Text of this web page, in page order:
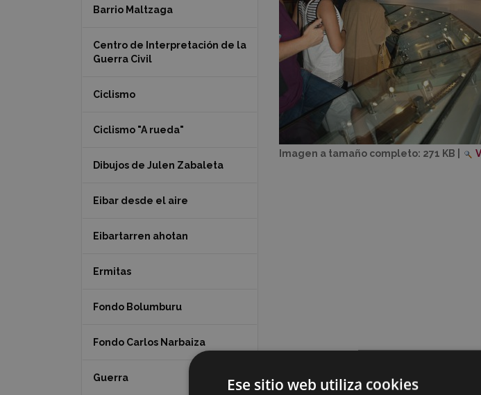
Imagen a tamaño completo: 271 KB
Barrio Maltzaga
Centro de Interpretación de la
Guerra Civil
Ciclismo
Ciclismo "A rueda"
Dibujos de Julen Zabaleta
Eibar desde el aire
Eibartarren ahotan
Ermitas
Fondo Bolumburu
Fondo Carlos Narbaiza
Guerra Ese sitio web utiliza cookies